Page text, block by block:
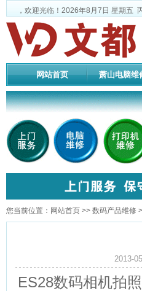
，欢迎光临！ 2026年8月7日 星期五
网站首页 萧山电脑维
您当前位置： 网站首页 >> 数码产品维修
2013-
ES28数码相机拍